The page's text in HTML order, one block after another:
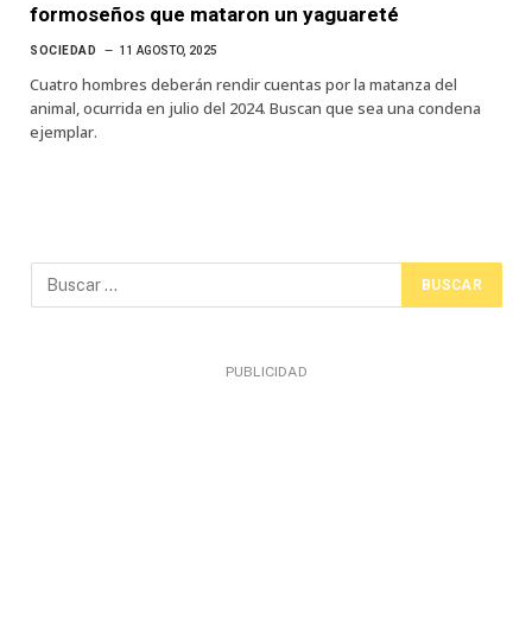
formoseños que mataron un yaguareté
SOCIEDAD 11 AGOSTO, 2025
Cuatro hombres deberán rendir cuentas por la matanza del
animal, ocurrida en julio del 2024. Buscan que sea una condena
ejemplar.
PUBLICIDAD